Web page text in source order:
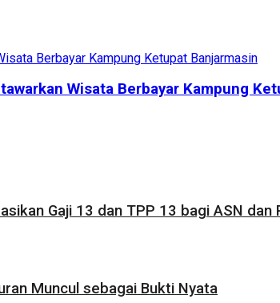
Wisata Berbayar Kampung
Gaji 13 dan TPP 13 bagi ASN
Muncul sebagai Bukti Nyata